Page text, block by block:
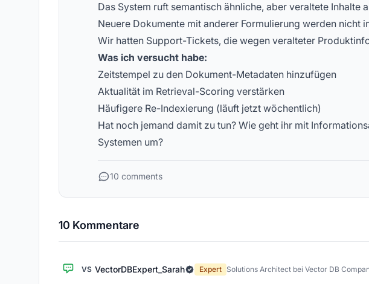
Das System ruft semantisch ähnliche, aber veraltete Inhalte
Neuere Dokumente mit anderer Formulierung werden nicht
Wir hatten Support-Tickets, die wegen veralteter
Was ich versucht habe:
Zeitstempel zu den Dokument-Metadaten hinzufügen
Aktualität im Retrieval-Scoring verstärken
Häufigere Re-Indexierung (läuft jetzt wöchentlich)
Hat noch jemand damit zu tun? Wie geht ihr mit
Systemen um?
10 comments
10 Kommentare
VS VectorDBExpert_Sarah Expert Solutions Architect bei Vector DB